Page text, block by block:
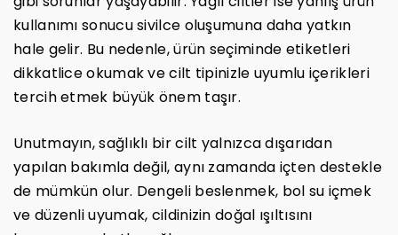
kullanımı sonucu sivilce oluşumuna daha yatkın
hale gelir. Bu nedenle, ürün seçiminde etiketleri
dikkatlice okumak ve cilt tipinizle uyumlu içerikleri
tercih etmek büyük önem taşır.
Unutmayın, sağlıklı bir cilt yalnızca dışarıdan
yapılan bakımla değil, aynı zamanda içten destekle
de mümkün olur. Dengeli beslenmek, bol su içmek
ve düzenli uyumak, cildinizin doğal ışıltısını